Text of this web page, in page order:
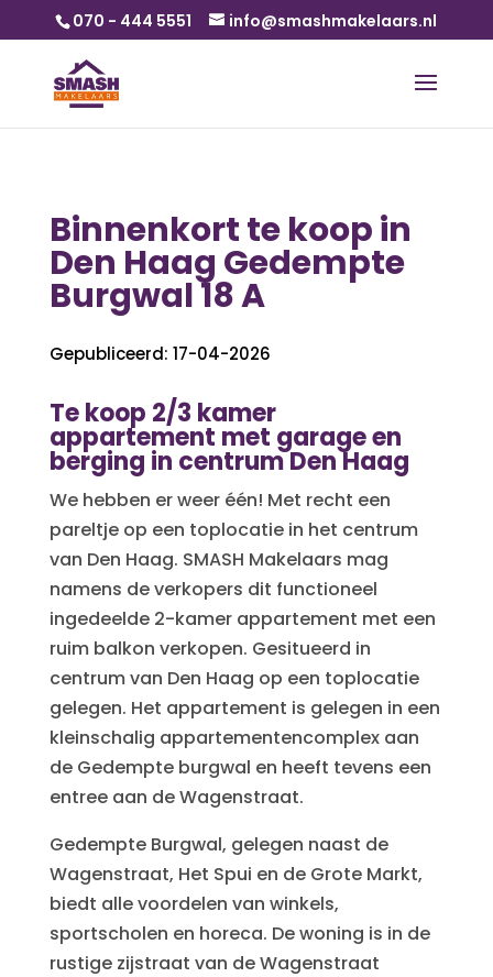
070 - 444 5551 info@smashmakelaars.nl
Binnenkort te koop in
Den Haag Gedempte
Burgwal 18 A
Gepubliceerd: 17-04-2026
Te koop 2/3 kamer
appartement met garage en
berging in centrum Den Haag
We hebben er weer één! Met recht een
pareltje op een toplocatie in het centrum
van Den Haag. SMASH Makelaars mag
namens de verkopers dit functioneel
ingedeelde 2-kamer appartement met een
ruim balkon verkopen. Gesitueerd in
centrum van Den Haag op een toplocatie
gelegen. Het appartement is gelegen in een
kleinschalig appartementencomplex aan
de Gedempte burgwal en heeft tevens een
entree aan de Wagenstraat.
Gedempte Burgwal, gelegen naast de
Wagenstraat, Het Spui en de Grote Markt,
biedt alle voordelen van winkels,
sportscholen en horeca. De woning is in de
rustige zijstraat van de Wagenstraat